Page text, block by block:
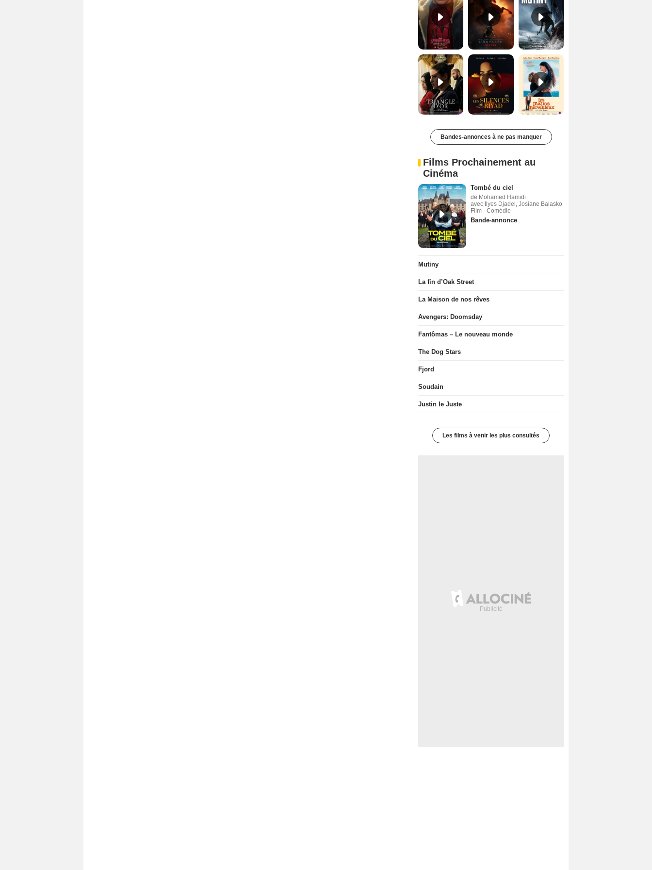
Les Silences de Riyad Bande-annonce VO STFR Les Matins merveilleux Bande-annonce VF
Bandes-annonces à ne pas manquer
Films Prochainement au
Cinéma
Tombé du ciel
de Mohamed Hamidi
avec Ilyes Djadel, Josiane Balasko
Film - Comédie
Bande-annonce
Mutiny
La fin d’Oak Street
La Maison de nos rêves
Avengers: Doomsday
Fantômas – Le nouveau monde
The Dog Stars
Fjord
Soudain
Justin le Juste
Les films à venir les plus consultés